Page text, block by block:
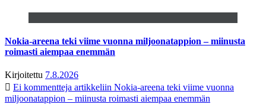
Nokia-areena teki viime vuonna miljoonatappion – miinusta
roimasti aiempaa enemmän
Kirjoitettu 7.8.2026
Ei kommentteja artikkeliin Nokia-areena teki viime vuonna
miljoonatappion – miinusta roimasti aiempaa enemmän